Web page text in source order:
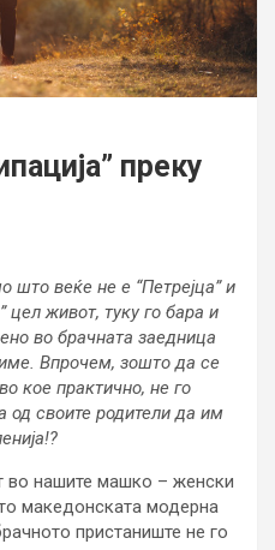
преку
веќе не е “Петрејца” и
цел живот, туку го бара и
во брачната заедница
Впрочем, зошто да се
кое практично, не го
од своите родители да им
во нашите машко – женски
македонската модерна
пристаниште не го